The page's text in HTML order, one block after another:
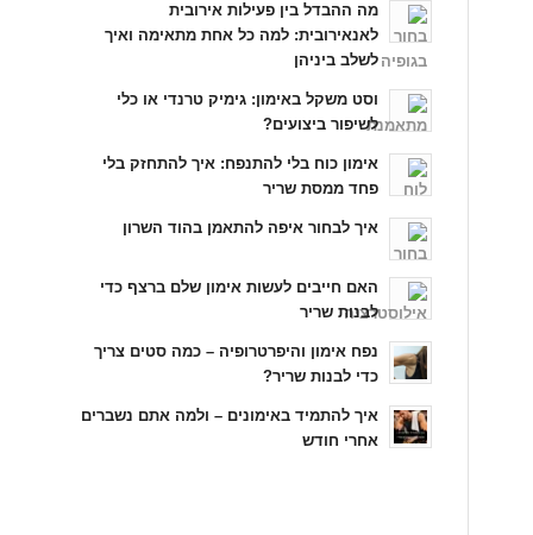
מה ההבדל בין פעילות אירובית
לאנאירובית: למה כל אחת מתאימה ואיך
לשלב ביניהן
וסט משקל באימון: גימיק טרנדי או כלי
לשיפור ביצועים?
אימון כוח בלי להתנפח: איך להתחזק בלי
פחד ממסת שריר
איך לבחור איפה להתאמן בהוד השרון
האם חייבים לעשות אימון שלם ברצף כדי
לבנות שריר
נפח אימון והיפרטרופיה – כמה סטים צריך
כדי לבנות שריר?
איך להתמיד באימונים – ולמה אתם נשברים
אחרי חודש